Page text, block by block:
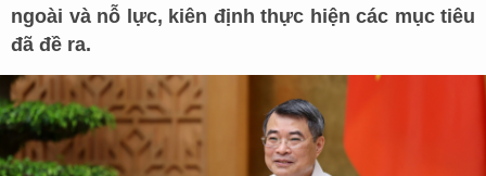
ngoài và nỗ lực, kiên định thực hiện các mục tiêu
đã đề ra.